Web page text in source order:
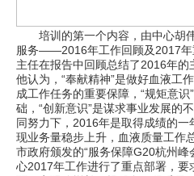
培训的第一个内容，由中心胡
服务——2016年工作回顾及2017年
主任在报告中回顾总结了2016年的
他认为，“奉献精神”是做好血液工
成工作任务的重要保障，“规矩意
础，“创新意识”是谋求事业发展的
同努力下，2016年是取得成绩的
现业务量稳步上升，血液质量工作
市政府颁发的“服务保障G20杭州峰
心2017年工作进行了重点部署，